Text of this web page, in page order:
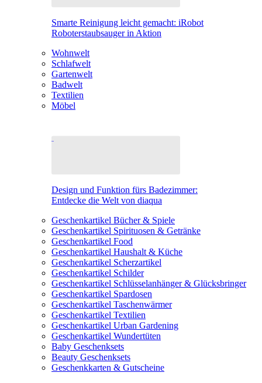
Smarte Reinigung leicht gemacht: iRobot
Roboterstaubsauger in Aktion
Wohnwelt
Schlafwelt
Gartenwelt
Badwelt
Textilien
Möbel
Design und Funktion fürs Badezimmer:
Entdecke die Welt von diaqua
Geschenkartikel Bücher & Spiele
Geschenkartikel Spirituosen & Getränke
Geschenkartikel Food
Geschenkartikel Haushalt & Küche
Geschenkartikel Scherzartikel
Geschenkartikel Schilder
Geschenkartikel Schlüsselanhänger & Glücksbringer
Geschenkartikel Spardosen
Geschenkartikel Taschenwärmer
Geschenkartikel Textilien
Geschenkartikel Urban Gardening
Geschenkartikel Wundertüten
Baby Geschenksets
Beauty Geschenksets
Geschenkkarten & Gutscheine